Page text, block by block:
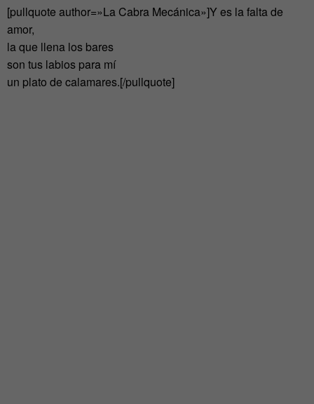
[pullquote author=»La Cabra Mecánica»]Y es la falta de
amor,
la que llena los bares
son tus labios para mí
un plato de calamares.[/pullquote]